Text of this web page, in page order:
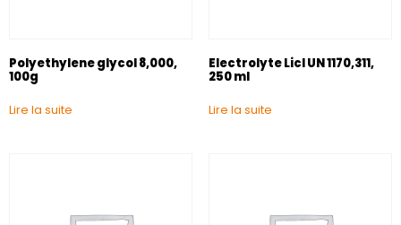
Polyethylene glycol 8,000,
100g
Lire la suite
Electrolyte Licl UN 1170,311,
250 ml
Lire la suite